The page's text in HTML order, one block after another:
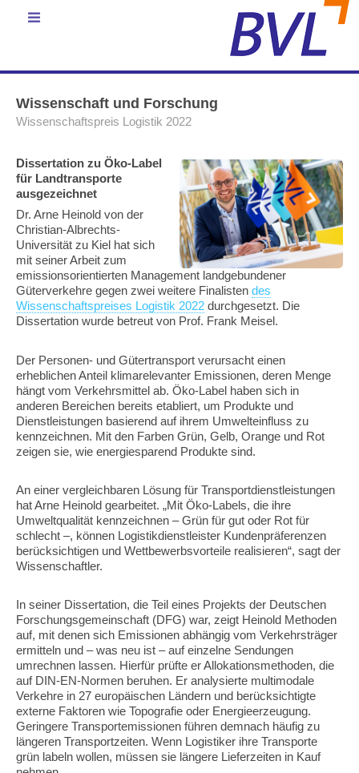
Wissenschaft und Forschung
Wissenschaftspreis Logistik 2022
Dissertation zu Öko-Label
für Landtransporte
ausgezeichnet
Dr. Arne Heinold von der
Christian-Albrechts-
Universität zu Kiel hat sich
mit seiner Arbeit zum
emissionsorientierten Management landgebundener
Güterverkehre gegen zwei weitere Finalisten des
Wissenschaftspreises Logistik 2022 durchgesetzt. Die
Dissertation wurde betreut von Prof. Frank Meisel.
Der Personen- und Gütertransport verursacht einen
erheblichen Anteil klimarelevanter Emissionen, deren Menge
hängt vom Verkehrsmittel ab. Öko-Label haben sich in
anderen Bereichen bereits etabliert, um Produkte und
Dienstleistungen basierend auf ihrem Umwelteinfluss zu
kennzeichnen. Mit den Farben Grün, Gelb, Orange und Rot
zeigen sie, wie energiesparend Produkte sind.
An einer vergleichbaren Lösung für Transportdienstleistungen
hat Arne Heinold gearbeitet. „Mit Öko-Labels, die ihre
Umweltqualität kennzeichnen – Grün für gut oder Rot für
schlecht –, können Logistikdienstleister Kundenpräferenzen
berücksichtigen und Wettbewerbsvorteile realisieren“, sagt der
Wissenschaftler.
In seiner Dissertation, die Teil eines Projekts der Deutschen
Forschungsgemeinschaft (DFG) war, zeigt Heinold Methoden
auf, mit denen sich Emissionen abhängig vom Verkehrsträger
ermitteln und – was neu ist – auf einzelne Sendungen
umrechnen lassen. Hierfür prüfte er Allokationsmethoden, die
auf DIN-EN-Normen beruhen. Er analysierte multimodale
Verkehre in 27 europäischen Ländern und berücksichtigte
externe Faktoren wie Topografie oder Energieerzeugung.
Geringere Transportemissionen führen demnach häufig zu
längeren Transportzeiten. Wenn Logistiker ihre Transporte
grün labeln wollen, müssen sie längere Lieferzeiten in Kauf